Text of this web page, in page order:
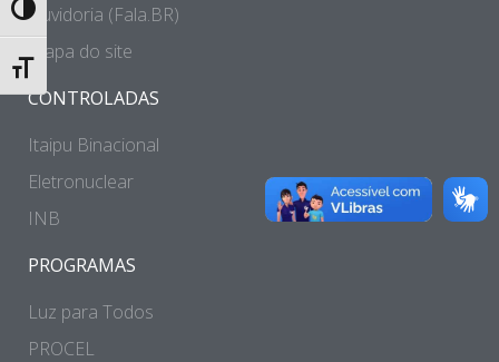
Toggle High Contrast
Toggle Font size
Ouvidoria (Fala.BR)
Mapa do site
CONTROLADAS
Itaipu Binacional
Eletronuclear
INB
PROGRAMAS
Luz para Todos
PROCEL